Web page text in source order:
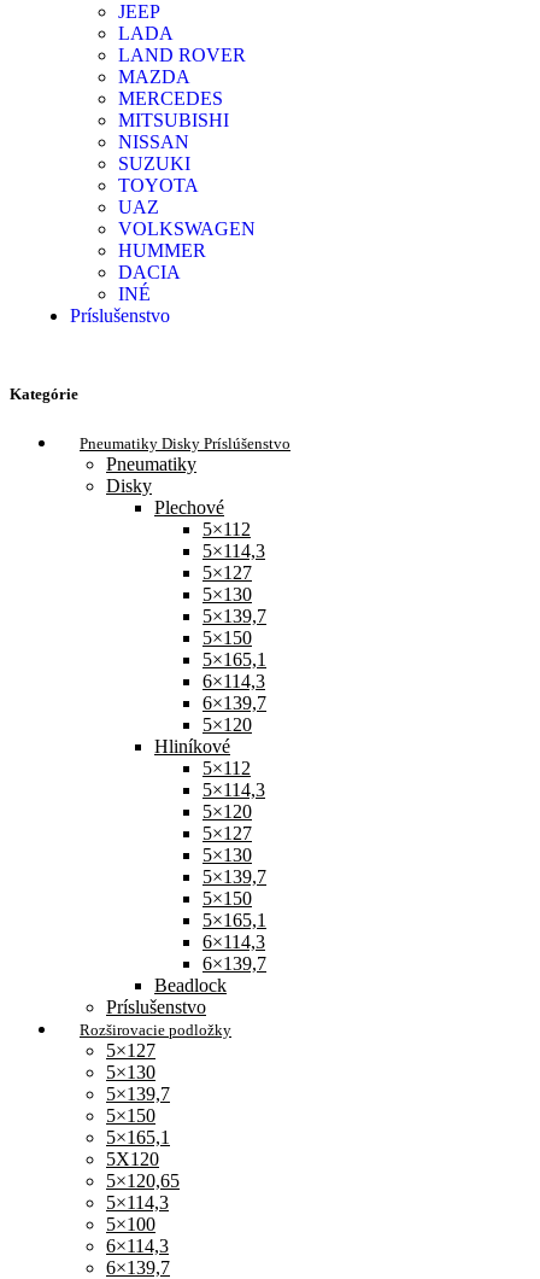
JEEP
LADA
LAND ROVER
MAZDA
MERCEDES
MITSUBISHI
NISSAN
SUZUKI
TOYOTA
UAZ
VOLKSWAGEN
HUMMER
DACIA
INÉ
Príslušenstvo
Kategórie
Pneumatiky Disky Príslúšenstvo
Pneumatiky
Disky
Plechové
5×112
5×114,3
5×127
5×130
5×139,7
5×150
5×165,1
6×114,3
6×139,7
5×120
Hliníkové
5×112
5×114,3
5×120
5×127
5×130
5×139,7
5×150
5×165,1
6×114,3
6×139,7
Beadlock
Príslušenstvo
Rozširovacie podložky
5×127
5×130
5×139,7
5×150
5×165,1
5X120
5×120,65
5×114,3
5×100
6×114,3
6×139,7